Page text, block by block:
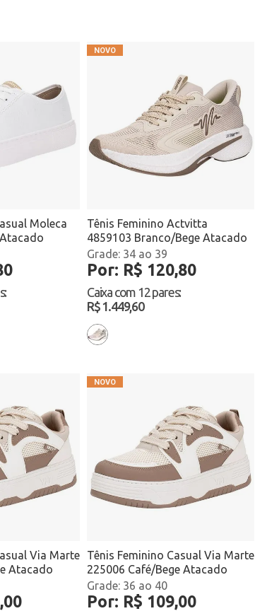
Moleca
:
Tênis Feminino Actvitta
4859103 Branco/Bege Atacado
34 ao 39
Por: R$ 120,80
Caixa com 12 pares:
R$ 1.449,60
Via Marte
Atacado
Tênis Feminino Casual Via Marte
225006 Café/Bege Atacado
36 ao 40
Por: R$ 109,00